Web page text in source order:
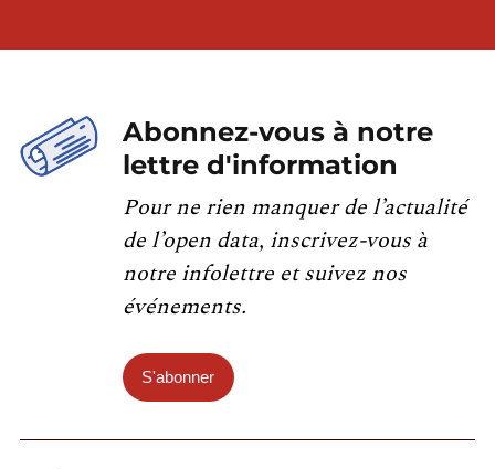
Abonnez-vous à notre
lettre d'information
Pour ne rien manquer de l’actualité
de l’open data, inscrivez-vous à
notre infolettre et suivez nos
événements.
S'abonner